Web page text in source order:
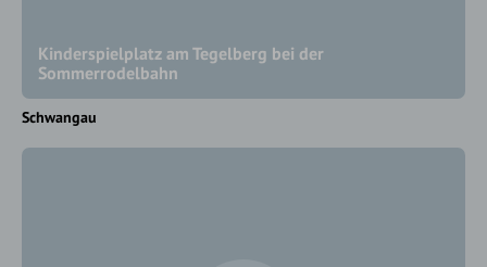
Kinderspielplatz am Tegelberg bei der
Sommerrodelbahn
Schwangau